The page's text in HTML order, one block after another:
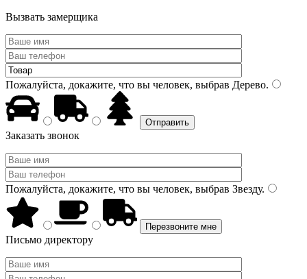
Вызвать замерщика
Пожалуйста, докажите, что вы человек, выбрав Дерево.
Заказать звонок
Пожалуйста, докажите, что вы человек, выбрав Звезду.
Письмо директору